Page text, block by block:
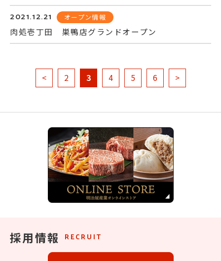
2021.12.21 オープン情報
肉処壱丁田 巣鴨店グランドオープン
< 2 3 4 5 6 >
採用情報 RECRUIT